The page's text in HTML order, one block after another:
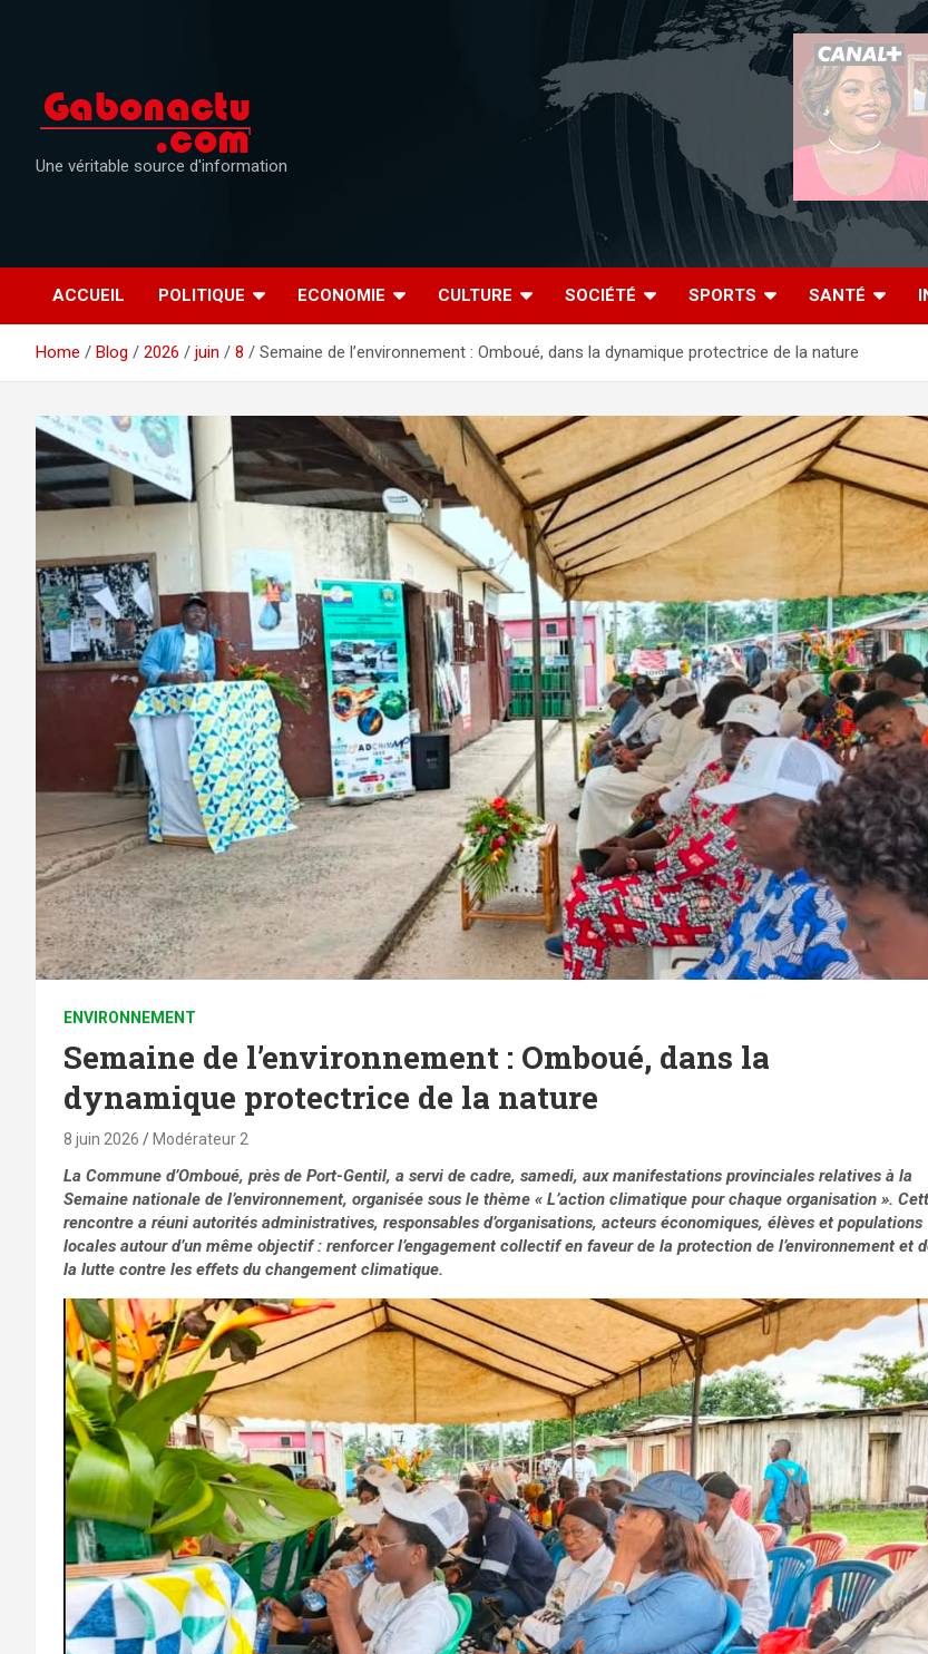
Une véritable source d'information
ACCUEIL POLITIQUE ECONOMIE CULTURE SOCIÉTÉ SPORTS SANTÉ
Home Blog 2026 juin 8 Semaine de l’environnement : Omboué, dans la dynamique protectrice de la nature
ENVIRONNEMENT
Semaine de l’environnement : Omboué, dans la
dynamique protectrice de la nature
8 juin 2026 Modérateur 2
La Commune d’Omboué, près de Port-Gentil, a servi de cadre, samedi, aux manifestations provinciales relatives à la
Semaine nationale de l’environnement, organisée sous le thème « L’action climatique pour chaque organisation ».
rencontre a réuni autorités administratives, responsables d’organisations, acteurs économiques, élèves et populations
locales autour d’un même objectif : renforcer l’engagement collectif en faveur de la protection de l’environnement et
la lutte contre les effets du changement climatique.